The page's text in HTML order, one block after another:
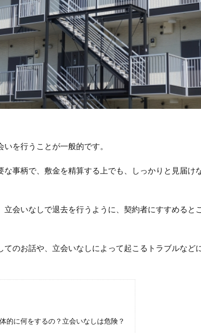
を行うことが一般的です。
な事柄で、敷金を精算する上でも、しっかりと見届け
立会いなしで退去を行うように、契約者にすすめると
てのお話や、立会いなしによって起こるトラブルなど
的に何をするの？立会いなしは危険？